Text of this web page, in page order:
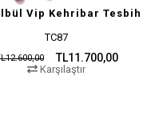
Vip Kehribar Tesbih
TC87
TL11.700,00
Karşılaştır